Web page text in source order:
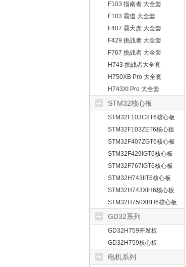
F103 指南者 大全套
F103 霸道 大全套
F407 霸天虎 大全套
F429 挑战者 大全套
F767 挑战者 大全套
H743 挑战者大全套
H750XB Pro 大全套
H743XI Pro 大全套
STM32核心板
STM32F103C8T6核心板
STM32F103ZET6核心板
STM32F407ZGT6核心板
STM32F429IGT6核心板
STM32F767IGT6核心板
STM32H743IIT6核心板
STM32H743XIH6核心板
STM32H750XBH6核心板
GD32系列
GD32H759开发板
GD32H759核心板
电机系列